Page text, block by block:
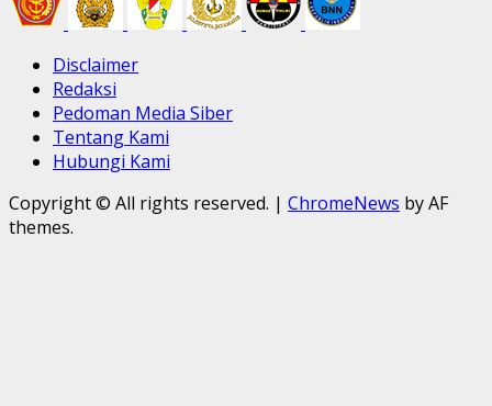
Disclaimer
Redaksi
Pedoman Media Siber
Tentang Kami
Hubungi Kami
Copyright © All rights reserved. | ChromeNews by AF
themes.